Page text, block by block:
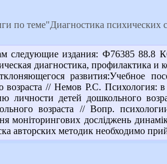
по теме"Диагностика
следующие издания: Ф76385
диагностика,
возраста // Немов Р.С.
личности детей дошкольного
возраста // Вопр.
моніторингових досліджень
авторских методик необходимо